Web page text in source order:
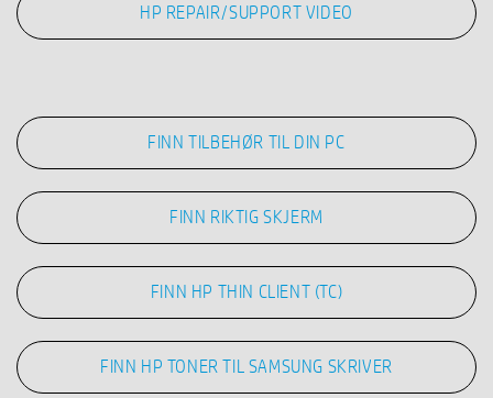
HP REPAIR/SUPPORT VIDEO
FINN TILBEHØR TIL DIN PC
FINN RIKTIG SKJERM
FINN HP THIN CLIENT (TC)
FINN HP TONER TIL SAMSUNG SKRIVER